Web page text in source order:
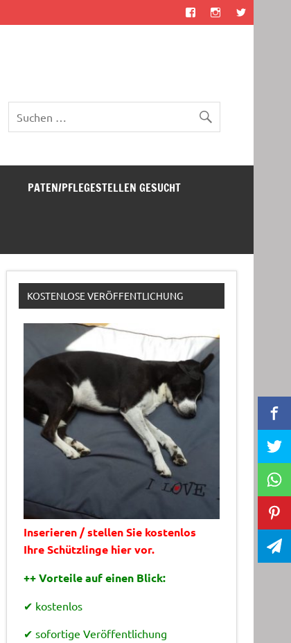
PATEN/PFLEGESTELLEN GESUCHT
KOSTENLOSE VERÖFFENTLICHUNG
Inserieren / stellen Sie kostenlos
Ihre Schützlinge hier vor.
++ Vorteile auf einen Blick:
✔ kostenlos
✔ sofortige Veröffentlichung